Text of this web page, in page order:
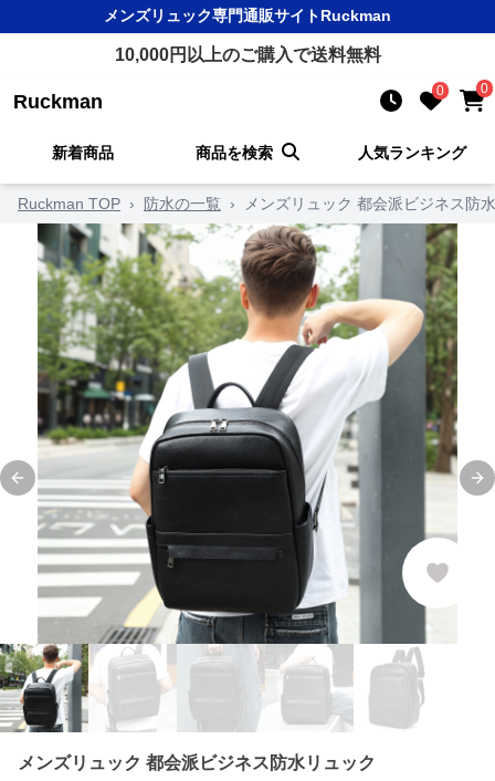
メンズリュック専門通販サイトRuckman
10,000円以上のご購入で送料無料
Ruckman 0 0
新着商品 商品を検索 人気ランキング
Ruckman TOP › 防水の一覧 › メンズリュック 都会派ビジネス防
Previous slide
メンズリュック 都会派ビジネス防水リュック